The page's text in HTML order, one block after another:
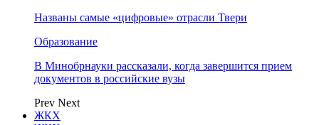
Названы самые «цифровые» отрасли Твери
Образование
В Минобрнауки рассказали, когда завершится прием
документов в российские вузы
Prev Next
ЖКХ